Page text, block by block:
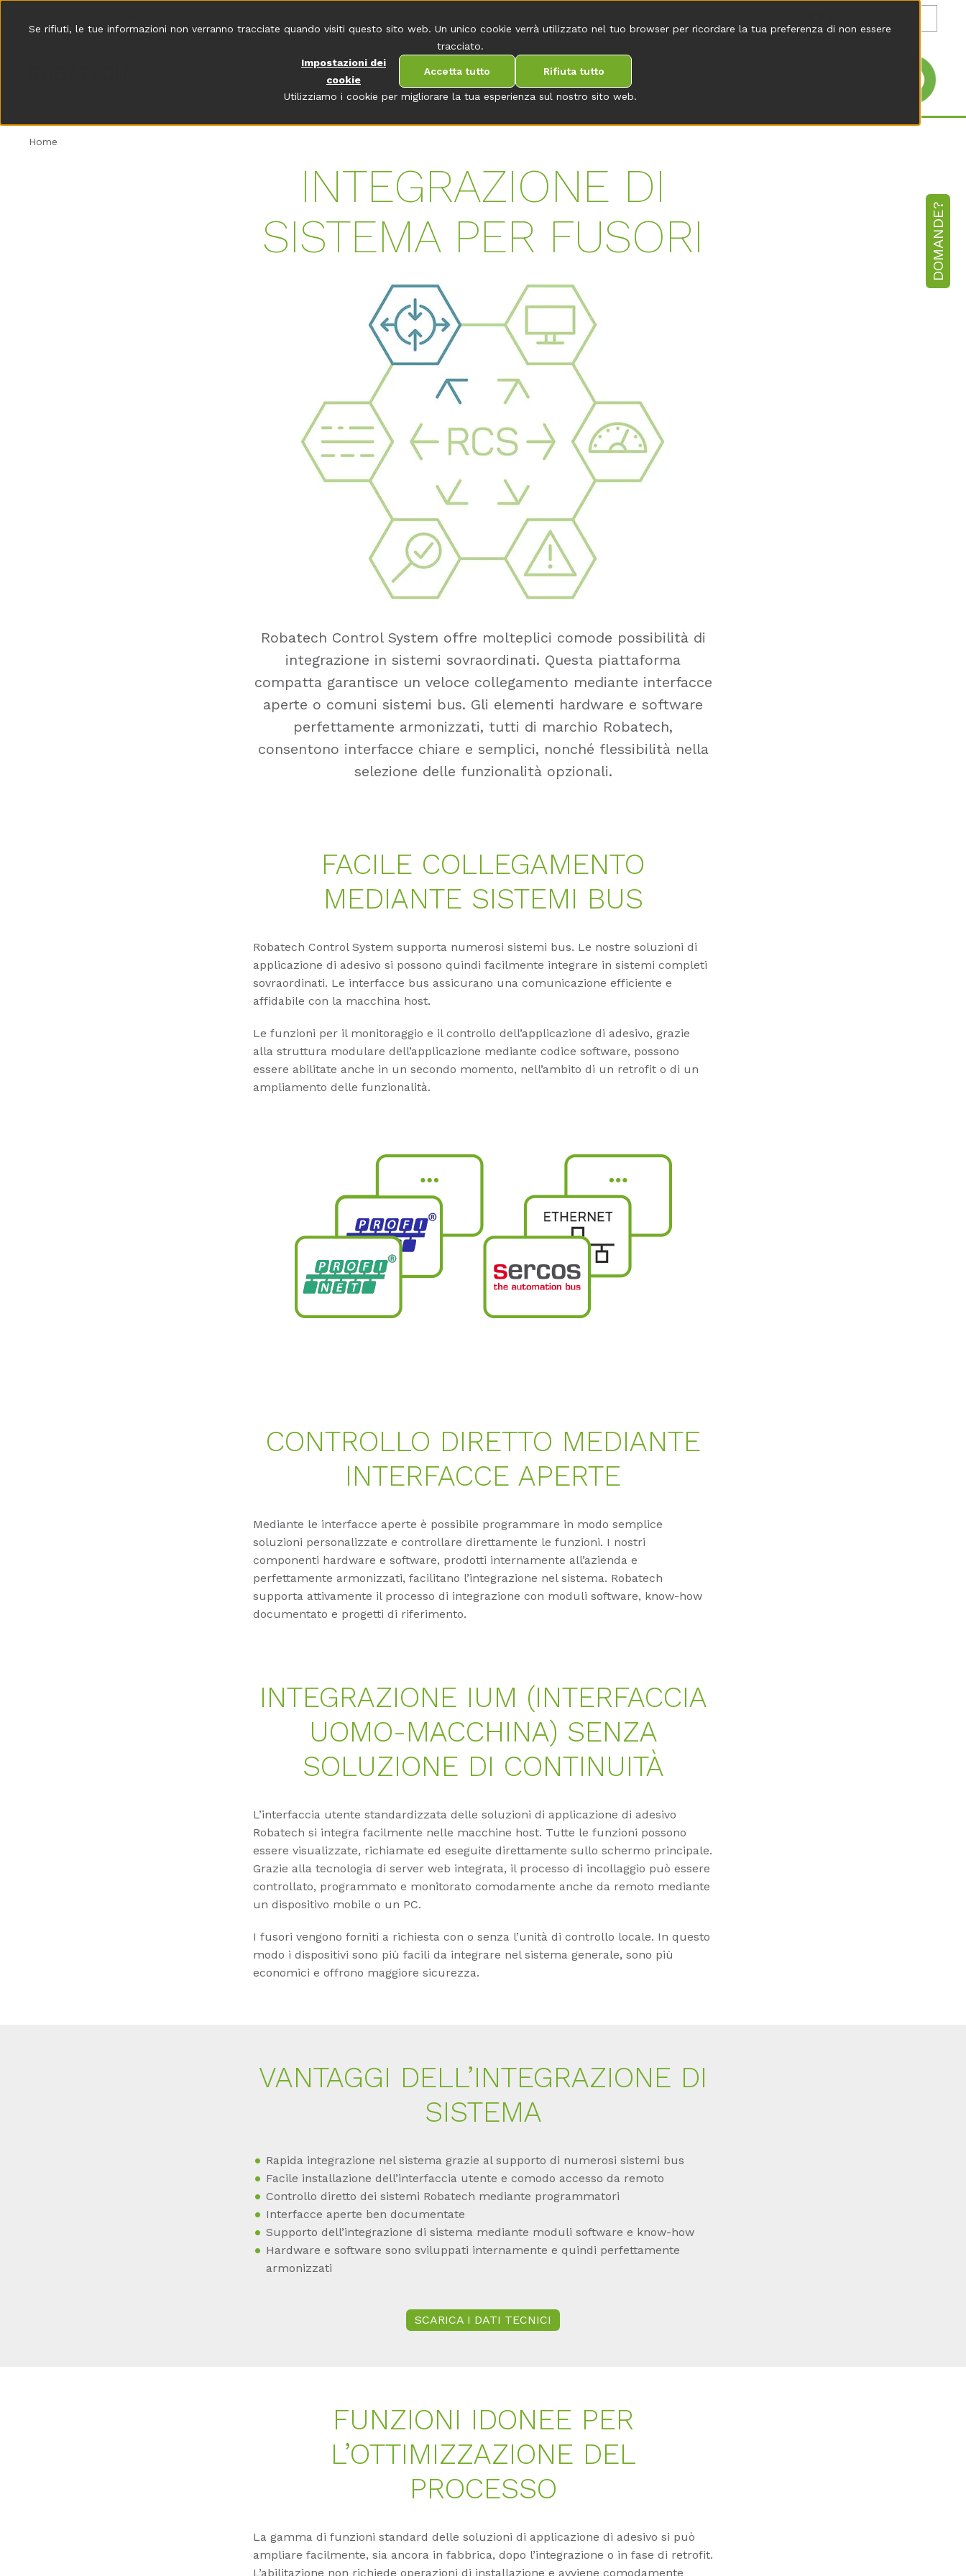
Utilizziamo i cookie per migliorare la tua esperienza sul nostro sito web.
Se rifiuti, le tue informazioni non verranno tracciate quando visiti questo sito web. Un unico cookie verrà utilizzato nel tuo browser per ricordare la tua preferenza di non essere
tracciato.
Impostazioni dei
cookie
Accetta tutto Rifiuta tutto
Home
INTEGRAZIONE DI
SISTEMA PER FUSORI
Robatech Control System offre molteplici comode possibilità di
integrazione in sistemi sovraordinati. Questa piattaforma
compatta garantisce un veloce collegamento mediante interfacce
aperte o comuni sistemi bus. Gli elementi hardware e software
perfettamente armonizzati, tutti di marchio Robatech,
consentono interfacce chiare e semplici, nonché flessibilità nella
selezione delle funzionalità opzionali.
FACILE COLLEGAMENTO
MEDIANTE SISTEMI BUS
Robatech Control System supporta numerosi sistemi bus. Le nostre soluzioni di
applicazione di adesivo si possono quindi facilmente integrare in sistemi completi
sovraordinati. Le interfacce bus assicurano una comunicazione efficiente e
affidabile con la macchina host.
Le funzioni per il monitoraggio e il controllo dell’applicazione di adesivo, grazie
alla struttura modulare dell’applicazione mediante codice software, possono
essere abilitate anche in un secondo momento, nell’ambito di un retrofit o di un
ampliamento delle funzionalità.
CONTROLLO DIRETTO MEDIANTE
INTERFACCE APERTE
Mediante le interfacce aperte è possibile programmare in modo semplice
soluzioni personalizzate e controllare direttamente le funzioni. I nostri
componenti hardware e software, prodotti internamente all’azienda e
perfettamente armonizzati, facilitano l’integrazione nel sistema. Robatech
supporta attivamente il processo di integrazione con moduli software, know-how
documentato e progetti di riferimento.
INTEGRAZIONE IUM (INTERFACCIA
UOMO-MACCHINA) SENZA
SOLUZIONE DI CONTINUITÀ
L’interfaccia utente standardizzata delle soluzioni di applicazione di adesivo
Robatech si integra facilmente nelle macchine host. Tutte le funzioni possono
essere visualizzate, richiamate ed eseguite direttamente sullo schermo principale.
Grazie alla tecnologia di server web integrata, il processo di incollaggio può essere
controllato, programmato e monitorato comodamente anche da remoto mediante
un dispositivo mobile o un PC.
I fusori vengono forniti a richiesta con o senza l’unità di controllo locale. In questo
modo i dispositivi sono più facili da integrare nel sistema generale, sono più
economici e offrono maggiore sicurezza.
VANTAGGI DELL’INTEGRAZIONE DI
SISTEMA
Rapida integrazione nel sistema grazie al supporto di numerosi sistemi bus
Facile installazione dell’interfaccia utente e comodo accesso da remoto
Controllo diretto dei sistemi Robatech mediante programmatori
Interfacce aperte ben documentate
Supporto dell’integrazione di sistema mediante moduli software e know-how
Hardware e software sono sviluppati internamente e quindi perfettamente
armonizzati
SCARICA I DATI TECNICI
FUNZIONI IDONEE PER
L’OTTIMIZZAZIONE DEL
PROCESSO
La gamma di funzioni standard delle soluzioni di applicazione di adesivo si può
ampliare facilmente, sia ancora in fabbrica, dopo l’integrazione o in fase di retrofit.
L’abilitazione non richiede operazioni di installazione e avviene comodamente
DOMANDE?